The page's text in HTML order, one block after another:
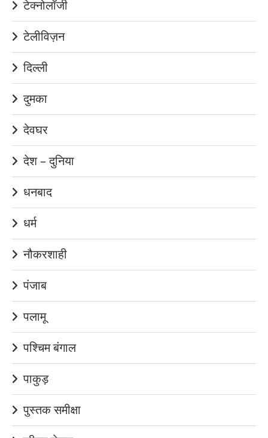
टेक्नोलॉजी
टेलीविज़न
दिल्ली
दुमका
देवघर
देश – दुनिया
धनबाद
धर्म
नौकरशाही
पंजाब
पलामू
पश्चिम बंगाल
पाकुड़
पुस्तक समीक्षा